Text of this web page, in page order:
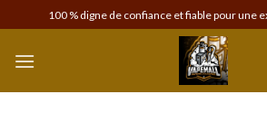
to
content
100 % digne de confiance et fiable pour une